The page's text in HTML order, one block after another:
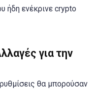
ήδη ενέκρινε crypto
για την
θα μπορούσαν